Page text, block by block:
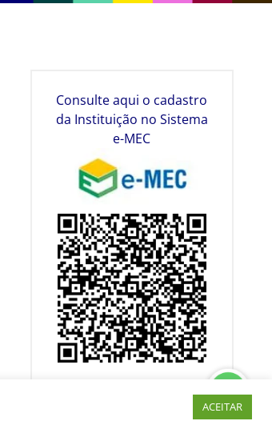
Consulte aqui o cadastro
da Instituição no Sistema
e-MEC
ACEITAR